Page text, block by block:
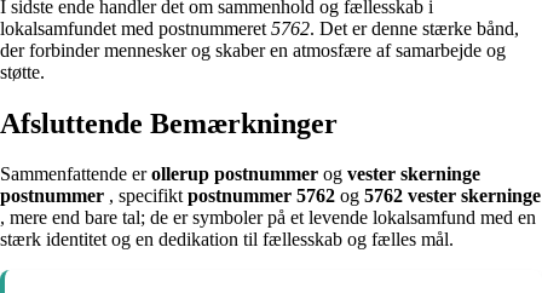
I sidste ende handler det om sammenhold og fællesskab i
lokalsamfundet med postnummeret 5762. Det er denne stærke bånd,
der forbinder mennesker og skaber en atmosfære af samarbejde og
støtte.
Afsluttende Bemærkninger
Sammenfattende erollerup postnummer og vester skerninge
postnummer , specifiktpostnummer 5762 og 5762 vester skerninge
, mere end bare tal; de er symboler på et levende lokalsamfund med en
stærk identitet og en dedikation til fællesskab og fælles mål.